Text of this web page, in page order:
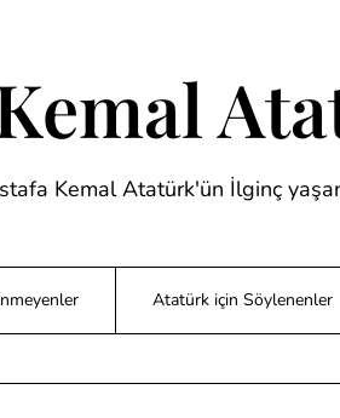
Kemal Atatürk'ün İlginç
Atatürk için Söylenenler